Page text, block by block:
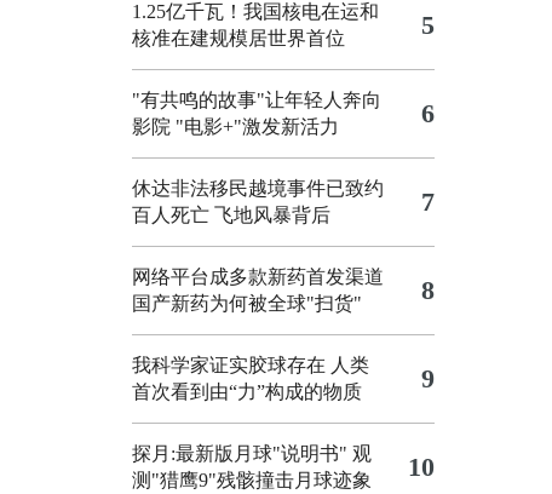
1.25亿千瓦！我国核电在运和
核准在建规模居世界首位
5
"有共鸣的故事"让年轻人奔向
影院 "电影+"激发新活力 6
休达非法移民越境事件已致约
百人死亡 飞地风暴背后 7
网络平台成多款新药首发渠道
国产新药为何被全球"扫货"
8
我科学家证实胶球存在 人类
首次看到由“力”构成的物质
9
探月:最新版月球"说明书" 观
测"猎鹰9"残骸撞击月球迹象
10